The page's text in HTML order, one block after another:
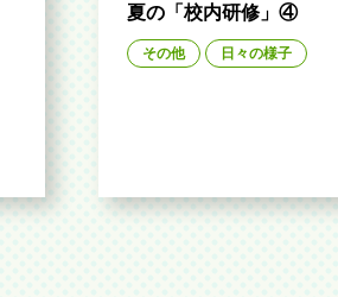
夏の「校内研修」④
その他 日々の様子